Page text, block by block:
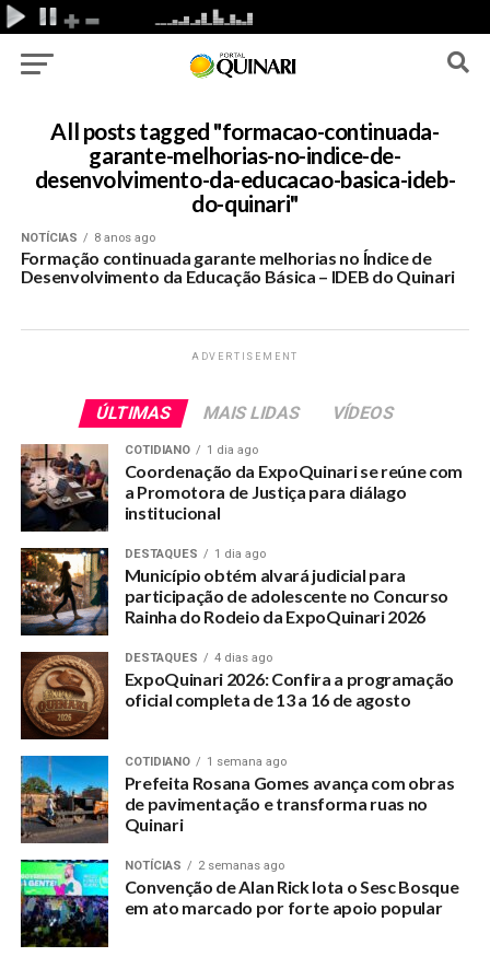
All posts tagged "formacao-continuada-
garante-melhorias-no-indice-de-
desenvolvimento-da-educacao-basica-ideb-
do-quinari"
NOTÍCIAS 8 anos ago
Formação continuada garante melhorias no Índice de
Desenvolvimento da Educação Básica – IDEB do Quinari
ADVERTISEMENT
ÚLTIMAS MAIS LIDAS VÍDEOS
COTIDIANO 1 dia ago
Coordenação da ExpoQuinari se reúne com
a Promotora de Justiça para diálago
institucional
DESTAQUES 1 dia ago
Município obtém alvará judicial para
participação de adolescente no Concurso
Rainha do Rodeio da ExpoQuinari 2026
DESTAQUES 4 dias ago
ExpoQuinari 2026: Confira a programação
oficial completa de 13 a 16 de agosto
COTIDIANO 1 semana ago
Prefeita Rosana Gomes avança com obras
de pavimentação e transforma ruas no
Quinari
NOTÍCIAS 2 semanas ago
Convenção de Alan Rick lota o Sesc Bosque
em ato marcado por forte apoio popular